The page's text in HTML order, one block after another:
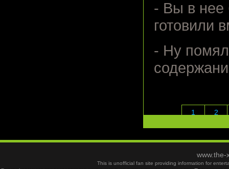
- Вы в нее
готовили
- Ну
1 2
This is unofficial fan site providing information for